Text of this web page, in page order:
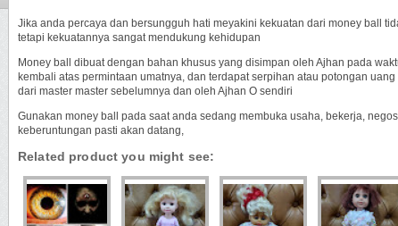
Jika anda percaya dan bersungguh hati meyakini kekuatan dari money ball
tetapi kekuatannya sangat mendukung kehidupan
Money ball dibuat dengan bahan khusus yang disimpan oleh Ajhan pada
kembali atas permintaan umatnya, dan terdapat serpihan atau potongan
dari master master sebelumnya dan oleh Ajhan O sendiri
Gunakan money ball pada saat anda sedang membuka usaha, bekerja,
keberuntungan pasti akan datang,
Related product you might see: